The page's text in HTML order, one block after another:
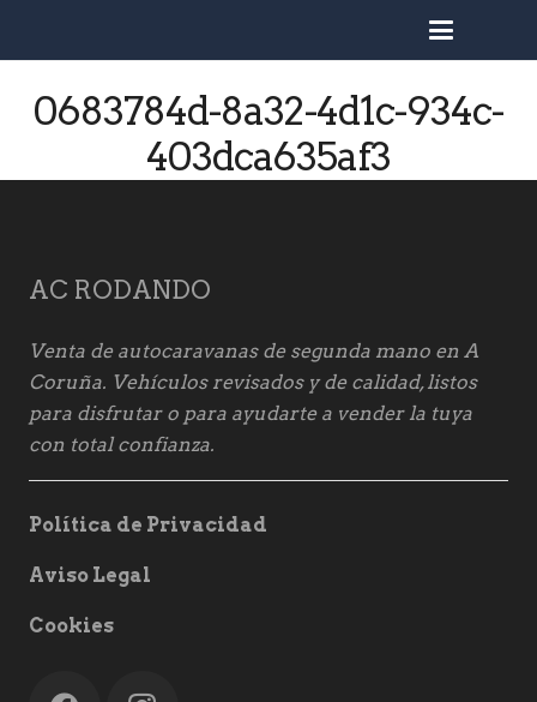
0683784d-8a32-4d1c-934c-
403dca635af3
AC RODANDO
Venta de autocaravanas de segunda mano en A
Coruña. Vehículos revisados y de calidad, listos
para disfrutar o para ayudarte a vender la tuya
con total confianza.
Política de Privacidad
Aviso Legal
Cookies